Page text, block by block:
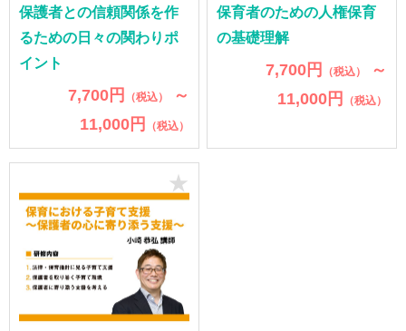
保護者との信頼関係を作
るための日々の関わりポ
イント
7,700円 （税込）
～
11,000円
（税込）
保育者のための人権保育
の基礎理解
7,700円 （税込）
～
11,000円
（税込）
★